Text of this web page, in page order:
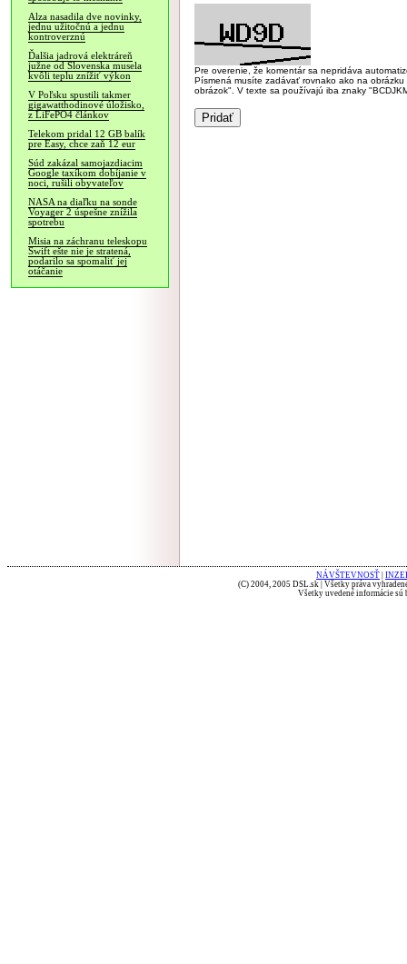
Alza nasadila dve novinky,
jednu užitočnú a jednu
kontroverznú
Ďalšia jadrová elektráreň
južne od Slovenska musela
kvôli teplu znížiť výkon
V Poľsku spustili takmer
gigawatthodinové úložisko,
z LiFePO4 článkov
Telekom pridal 12 GB balík
pre Easy, chce zaň 12 eur
Súd zakázal samojazdiacim
Google taxíkom dobíjanie v
noci, rušili obyvateľov
NASA na diaľku na sonde
Voyager 2 úspešne znížila
spotrebu
Misia na záchranu teleskopu
Swift ešte nie je stratená,
podarilo sa spomaliť jej
otáčanie
Pre overenie, že komentár sa nepridáva
Písmená musíte zadávať rovnako ako na
obrázok". V texte sa používajú iba znaky
NÁVŠTEVNOSŤ
(C) 2004, 2005 DSL.sk | Všetky práva
Všetky uvedené informácie sú